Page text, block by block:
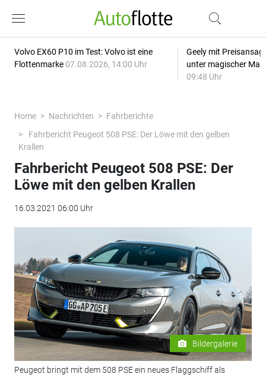
Volvo EX60 P10 im Test: Volvo ist eine
Flottenmarke 07.08.2026, 14:00 Uhr
Geely mit
unter magischer
09:48 Uhr
Home Nachrichten
Fahrberichte
Fahrbericht Peugeot 508 PSE: Der Löwe mit den gelben
Krallen
Fahrbericht Peugeot 508 PSE: Der
Löwe mit den gelben Krallen
16.03.2021 06:00 Uhr
Bildergalerie
Peugeot bringt mit dem 508 PSE ein neues Flaggschiff als